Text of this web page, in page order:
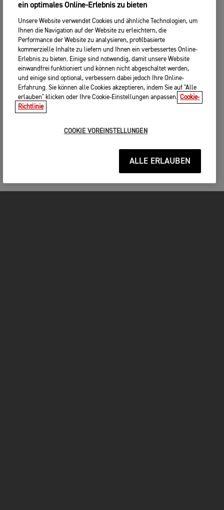
ein optimales Online-Erlebnis zu bieten
Unsere Website verwendet Cookies und ähnliche Technologien, um
Ihnen die Navigation auf der Website zu erleichtern, die
Performance der Website zu analysieren, profilbasierte
kommerzielle Inhalte zu liefern und Ihnen ein verbessertes Online-
Erlebnis zu bieten. Einige sind notwendig, damit unsere Website
einwandfrei funktioniert und können nicht abgeschaltet werden,
und einige sind optional, verbessern dabei jedoch Ihre Online-
Erfahrung. Sie können alle Cookies akzeptieren, indem Sie auf "Alle
erlauben" klicken oder Ihre Cookie-Einstellungen anpassen. Cookie-
Richtlinie
COOKIE VOREINSTELLUNGEN
ALLE ERLAUBEN